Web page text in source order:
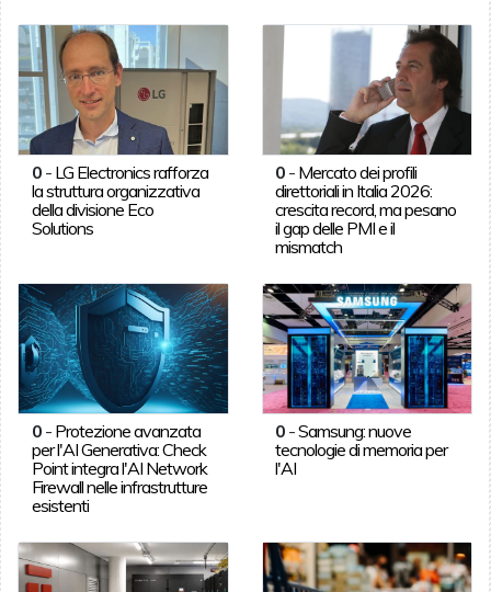
0- LG Electronics rafforza
la struttura organizzativa
della divisione Eco
Solutions
0 - Mercato dei profili
direttoriali in Italia 2026:
crescita record, ma pesano
il gap delle PMI e il
mismatch
0- Protezione avanzata
per l'AI Generativa: Check
Point integra l'AI Network
Firewall nelle infrastrutture
esistenti
0 -Samsung: nuove
tecnologie di memoria per
l'AI